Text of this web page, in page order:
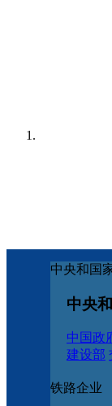
中央和国
中央
中国政
建设部
铁路企业